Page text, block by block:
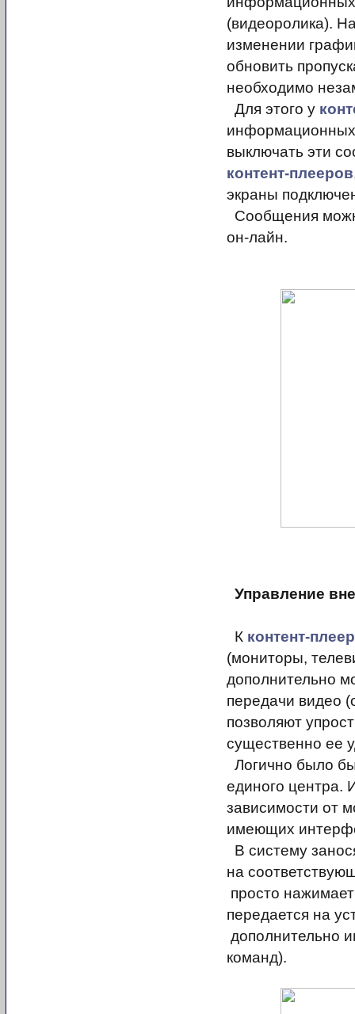
(видеоролика).
изменении
обновить
необходимо
Для этого у
выключать эти
контент-плееров
экраны
Сообщения
он-лайн.
Управление
К контент-
(мониторы,
дополнительно
передачи видео
позволяют
существенно ее
Логично было
единого центра.
зависимости от
имеющих
В систему
на
просто
передается на
дополнительно
команд).